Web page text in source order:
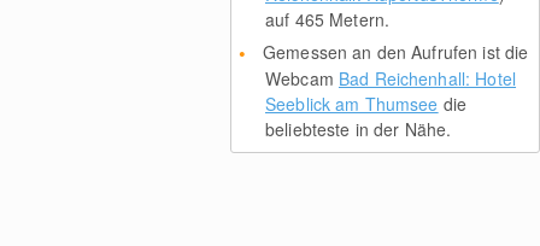
auf 465 Metern.
Gemessen an den Aufrufen ist die
Webcam Bad Reichenhall: Hotel
Seeblick am Thumsee die
beliebteste in der Nähe.